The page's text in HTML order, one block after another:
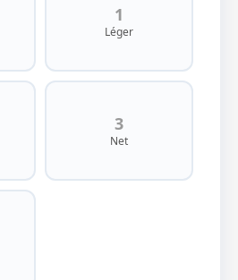
1
Léger
3
Net